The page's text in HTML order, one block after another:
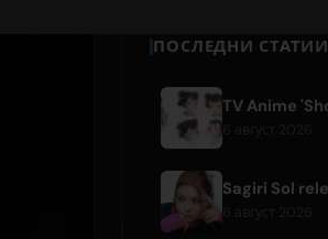
ПОСЛЕДНИ СТАТИИ
6 август 2026